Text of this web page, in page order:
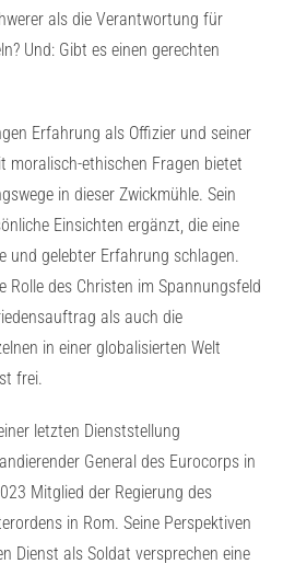
als die Verantwortung für
Und: Gibt es einen gerechten
Erfahrung als Offizier und seiner
moralisch-ethischen Fragen bietet
in dieser Zwickmühle. Sein
Einsichten ergänzt, die eine
und gelebter Erfahrung schlagen.
Rolle des Christen im Spannungsfeld
als auch die
in einer globalisierten Welt
frei.
letzten Dienststellung
General des Eurocorps in
Mitglied der Regierung des
in Rom. Seine Perspektiven
Dienst als Soldat versprechen eine